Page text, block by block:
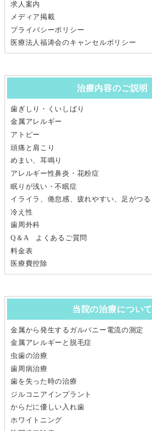
求人案内
メディア掲載
プライバシーポリシー
医療法人福涛会のキャンセルポリシー
治療内容のご説明
歯ぎしり・くいしばり
金属アレルギー
アトピー
頭痛と肩こり
めまい、耳鳴り
アレルギー性鼻炎・花粉症
眠りが浅い・不眠症
イライラ、倦怠感、疲れやすい、足がつる
冷え性
歯周外科
Q＆A よくあるご質問
料金表
医療費控除
当院の治療について
金属から発生するガルバニー電流の測定
金属アレルギーと脱毛症
虫歯の治療
歯周病治療
歯を失った時の治療
ジルコニアインプラント
からだに優しい入れ歯
ホワイトニング